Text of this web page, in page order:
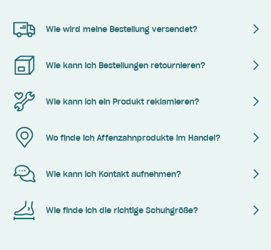
Wie wird meine Bestellung versendet?
Wie kann ich Bestellungen retournieren?
Wie kann ich ein Produkt reklamieren?
Wo finde ich Affenzahnprodukte im Handel?
Wie kann ich Kontakt aufnehmen?
Wie finde ich die richtige Schuhgröße?